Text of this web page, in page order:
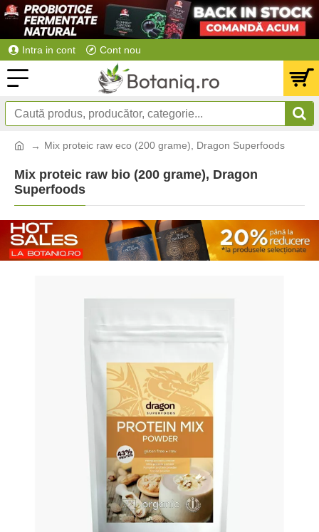
Intra in cont Cont nou
Mix proteic raw eco (200 grame), Dragon Superfoods
Mix proteic raw bio (200 grame), Dragon
Superfoods